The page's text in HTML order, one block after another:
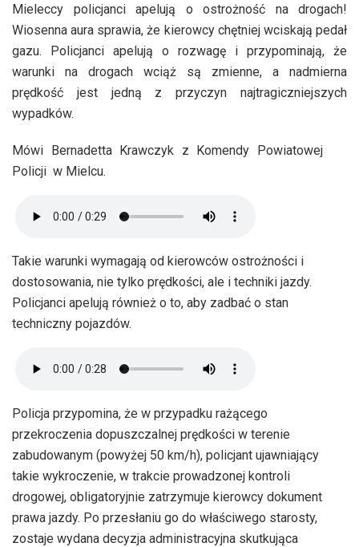
Mieleccy policjanci apelują o ostrożność na drogach!
Wiosenna aura sprawia, że kierowcy chętniej wciskają pedał
gazu. Policjanci apelują o rozwagę i przypominają, że
warunki na drogach wciąż są zmienne, a nadmierna
prędkość jest jedną z przyczyn najtragiczniejszych
wypadków.
Mówi Bernadetta Krawczyk z Komendy Powiatowej
Policji w Mielcu.
Takie warunki wymagają od kierowców ostrożności i
dostosowania, nie tylko prędkości, ale i techniki jazdy.
Policjanci apelują również o to, aby zadbać o stan
techniczny pojazdów.
Policja przypomina, że w przypadku rażącego
przekroczenia dopuszczalnej prędkości w terenie
zabudowanym (powyżej 50 km/h), policjant ujawniający
takie wykroczenie, w trakcie prowadzonej kontroli
drogowej, obligatoryjnie zatrzymuje kierowcy dokument
prawa jazdy. Po przesłaniu go do właściwego starosty,
zostaje wydana decyzja administracyjna skutkująca